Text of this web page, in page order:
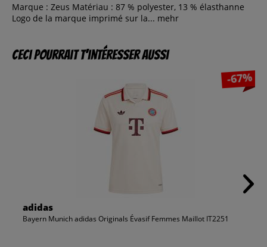
Marque : Zeus Matériau : 87 % polyester, 13 % élasthanne
Logo de la marque imprimé sur la... mehr
Ceci pourrait t’intéresser aussi
-67%
adidas
Bayern Munich adidas Originals Évasif Femmes Maillot IT2251